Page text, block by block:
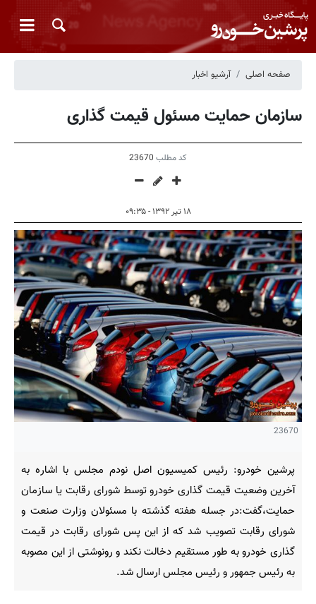
صفحه اصلی آرشیو اخبار
سازمان حمایت مسئول قیمت گذاری
کد مطلب 23670
۱۸ تیر ۱۳۹۲ - ۰۹:۳۵
23670
پرشین خودرو: رئیس کمیسیون اصل نودم مجلس با اشاره به
آخرین وضعیت قیمت گذاری خودرو توسط شورای رقابت یا سازمان
حمایت‌،گفت:در جسله هفته گذشته با مسئولان وزارت صنعت و
شورای رقابت تصویب شد که از این پس شورای رقابت در قیمت
گذاری خودرو به طور مستقیم دخالت نکند و رونوشتی از این مصوبه
به رئیس جمهور و رئیس مجلس ارسال شد.